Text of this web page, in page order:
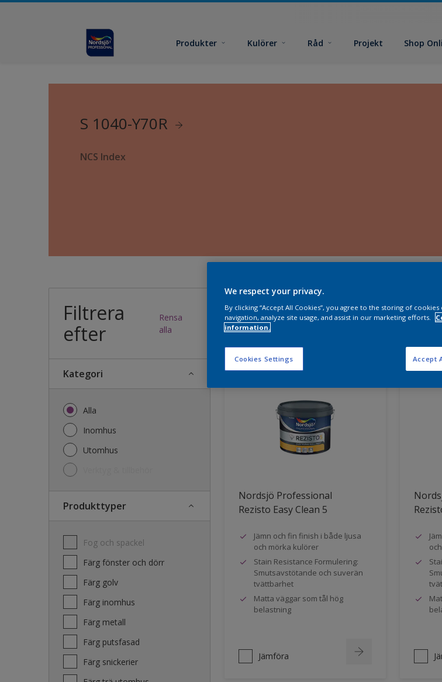
Produkter Kulörer Råd Projekt Shop
S 1040-Y70R
NCS Index
Filtrera
efter
Rensa
alla
Kategori
Alla
Inomhus
Utomhus
Produkttyper
Fog och spackel
Färg fönster och dörr
Färg golv
Färg inomhus
Färg metall
Färg putsfasad
Färg snickerier
Vilka produkter behöver
43produkter hittade
Nordsjö Professional
Rezisto Easy Clean 5
Jämn och fin finish i både ljusa
och mörka kulörer
Stain Resistance Formulering:
Smutsavstötande och suverän
tvättbarhet
Matta väggar som tål hög
belastning
Jämföra
We respect your privacy.
By clicking “Accept All Cookies”, you agree to the storing of
navigation, analyze site usage, and assist in our marketing efforts.
information.
Cookies Settings Accept